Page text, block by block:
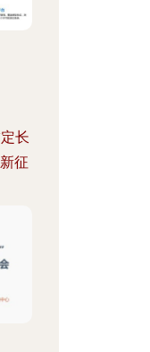
长
征